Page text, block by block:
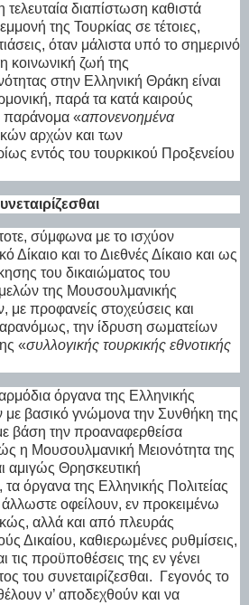
τελευταία διαπίστωση καθιστά
της Τουρκίας σε τέτοιες,
όταν μάλιστα υπό το σημερινό
κοινωνική ζωή της
στην Ελληνική Θράκη είναι
παρά τα κατά καιρούς
παράνομα «απονενοημένα
αρχών και των
εντός του τουρκικού Προξενείου
σύμφωνα με το ισχύον
Δίκαιο και το Διεθνές Δίκαιο και ως
του δικαιώματος του
της Μουσουλμανικής
με προφανείς στοχεύσεις και
την ίδρυση σωματείων
«συλλογικής τουρκικής εθνοτικής
όργανα της Ελληνικής
με βασικό γνώμονα την Συνθήκη της
βάση την προαναφερθείσα
η Μουσουλμανική Μειονότητα της
αμιγώς Θρησκευτική
όργανα της Ελληνικής Πολιτείας
οφείλουν, εν προκειμένω
αλλά και από πλευράς
Δικαίου, καθιερωμένες ρυθμίσεις,
προϋποθέσεις της εν γένει
του συνεταιρίζεσθαι.
Γεγονός το
ν’ αποδεχθούν και να